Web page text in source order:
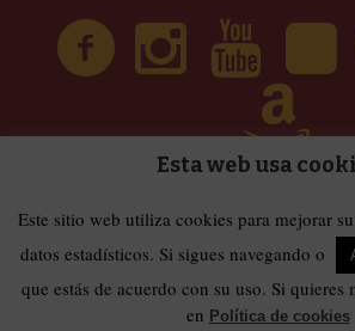
Términos y condiciones
| Huellas Callejeras ©
reservados
Esta web usa
Este sitio web utiliza cookies para mejorar
datos estadísticos. Si sigues navegando o
que estás de acuerdo con su uso. Si quieres
en Política de cookies